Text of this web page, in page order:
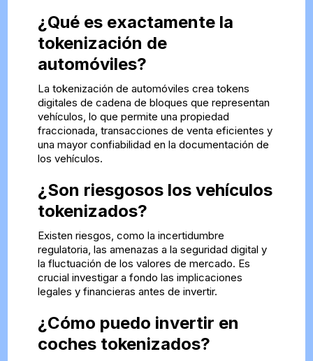
¿Qué es exactamente la
tokenización de
automóviles?
La tokenización de automóviles crea tokens
digitales de cadena de bloques que representan
vehículos, lo que permite una propiedad
fraccionada, transacciones de venta eficientes y
una mayor confiabilidad en la documentación de
los vehículos.
¿Son riesgosos los vehículos
tokenizados?
Existen riesgos, como la incertidumbre
regulatoria, las amenazas a la seguridad digital y
la fluctuación de los valores de mercado. Es
crucial investigar a fondo las implicaciones
legales y financieras antes de invertir.
¿Cómo puedo invertir en
coches tokenizados?